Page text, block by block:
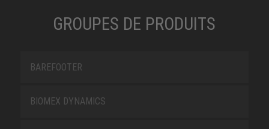
GROUPES DE PRODUITS
BAREFOOTER
BIOMEX DYNAMICS